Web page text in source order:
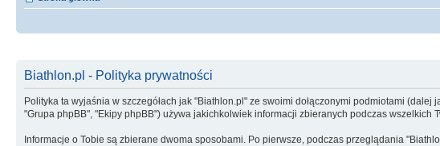
Biathlon.pl - Polityka prywatności
Polityka ta wyjaśnia w szczegółach jak "Biathlon.pl" ze swoimi dołączonymi podmiotami
"Grupa phpBB", "Ekipy phpBB") używa jakichkolwiek informacji zbieranych podczas wszelkich
Informacje o Tobie są zbierane dwoma sposobami. Po pierwsze, podczas przeglądania